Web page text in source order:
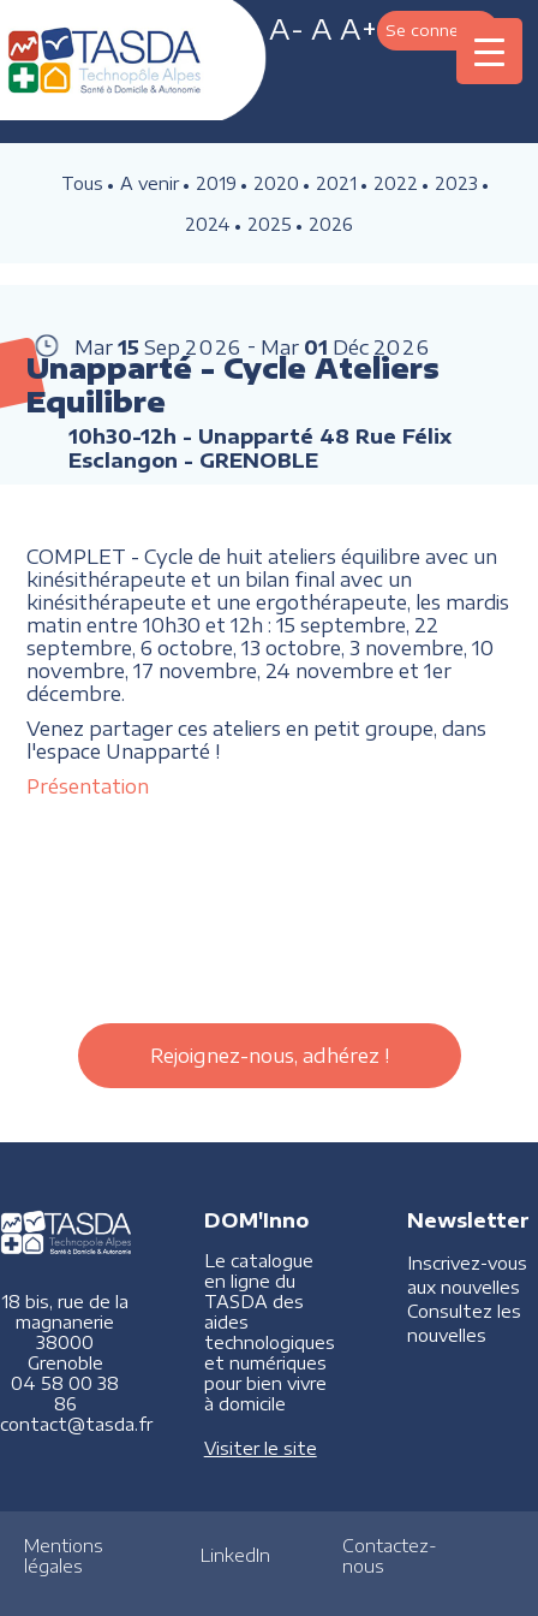
A- A A+ Se connecter
Tous A venir 2019 2020 2021 2022
2023
2024
2025 2026
Mar 15 Sep 2026 Mar 01 Déc 2026
Unapparté - Cycle Ateliers
Equilibre
10h30-12h - Unapparté 48 Rue Félix
Esclangon - GRENOBLE
COMPLET - Cycle de huit ateliers équilibre avec un
kinésithérapeute et un bilan final avec un
kinésithérapeute et une ergothérapeute, les mardis
matin entre 10h30 et 12h : 15 septembre, 22
septembre, 6 octobre, 13 octobre, 3 novembre, 10
novembre, 17 novembre, 24 novembre et 1er
décembre.
Venez partager ces ateliers en petit groupe, dans
l'espace Unapparté !
Présentation
Rejoignez-nous, adhérez !
18 bis, rue de la
magnanerie
38000
Grenoble
04 58 00 38
86
contact@tasda.fr
DOM'Inno
Le catalogue
en ligne du
TASDA des
aides
technologiques
et numériques
pour bien vivre
à domicile
Visiter le site
Newsletter
Inscrivez-vous
aux nouvelles
Consultez les
nouvelles
Mentions
légales
LinkedIn
Contactez-
nous